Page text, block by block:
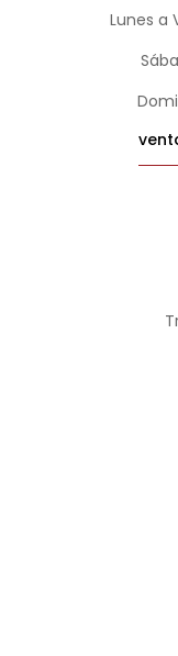
Lunes a